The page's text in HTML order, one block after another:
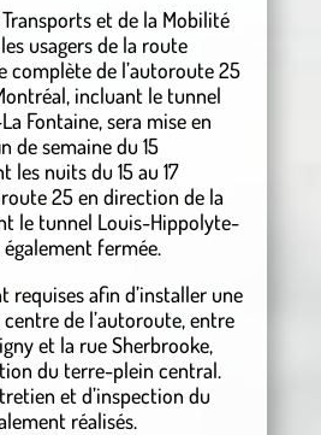
et de la Mobilité
usagers de la route
complète de l’autoroute 25
incluant le tunnel
Fontaine, sera mise en
de semaine du 15
les nuits du 15 au 17
25 en direction de la
le tunnel Louis-Hippolyte-
également fermée.
requises afin d’installer une
de l’autoroute, entre
et la rue Sherbrooke,
du terre-plein central.
et d’inspection du
réalisés.